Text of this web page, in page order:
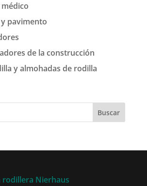
pavimento
de la construcción
y almohadas de rodilla